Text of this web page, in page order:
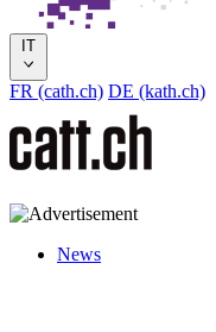
IT
FR (cath.ch) DE (kath.ch)
News